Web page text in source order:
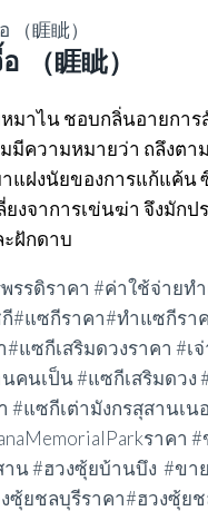
（睚眦）
มาไน ชอบกลิ่นอายการ
มีความหมายว่า ถลึงตา
แฝงนัยของการแก้แค้น
ยงจาการเข่นฆ่า จึงมัก
ฝักดาบ
รรดิราคา #ค่าใช้จ่ายท
#แซกีราคา#ทำแซกีรา
#แซกีเสริมดวงราคา #เ
คนเป็น #แซกีเสริมดวง
#แซกีเต่ามังกรสุสานเน
ราคา
าน #ฮวงซุ้ยบ้านบึง #ขา
ซุ้ยชลบุรีราคา#ฮวงซุ้ย